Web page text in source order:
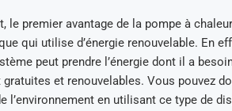
le premier avantage de la pompe à
qui utilise d’énergie renouvelable. En
peut prendre l’énergie dont il a
et renouvelables. Vous pouvez
l’environnement en utilisant ce type de